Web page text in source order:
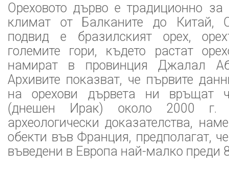
Ореховото дърво е традиционно за
климат от Балканите до Китай,
подвид е бразилският орех,
големите гори, където растат
намират в провинция Джалал
Архивите показват, че първите
на орехови дървета ни връщат
(днешен Ирак) около 2000 г.
археологически доказателства,
обекти във Франция, предполагат,
въведени в Европа най-малко преди